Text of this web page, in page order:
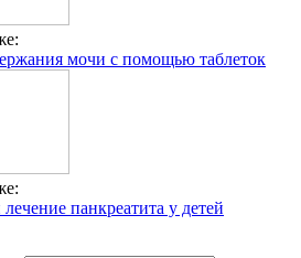
мочи с помощью таблеток
панкреатита у детей